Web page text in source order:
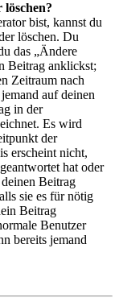
bist, kannst du
löschen. Du
das „Ändere
Beitrag anklickst;
Zeitraum nach
auf deinen
in der
Es wird
der
erscheint nicht,
hat oder
Beitrag
sie es für nötig
Beitrag
Benutzer
bereits jemand